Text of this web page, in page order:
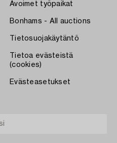
Avoimet työpaikat
Bonhams - All auctions
Tietosuojakäytäntö
Tietoa evästeistä
(cookies)
Evästeasetukset